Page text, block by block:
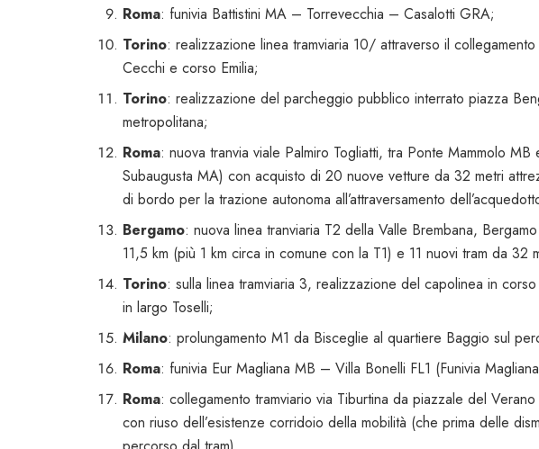
Roma: funivia Battistini MA – Torrevecchia – Casalotti GRA;
Torino: realizzazione linea tramviaria 10/ attraverso il
Cecchi e corso Emilia;
Torino: realizzazione del parcheggio pubblico interrato piazza
metropolitana;
Roma: nuova tranvia viale Palmiro Togliatti, tra Ponte Mammolo
Subaugusta MA) con acquisto di 20 nuove vetture da 32 metri
di bordo per la trazione autonoma all’attraversamento
Bergamo: nuova linea tranviaria T2 della Valle Brembana,
11,5 km (più 1 km circa in comune con la T1) e 11 nuovi tram da 32
Torino: sulla linea tramviaria 3, realizzazione del capolinea in
in largo Toselli;
Milano: prolungamento M1 da Bisceglie al quartiere Baggio sul
Roma: funivia Eur Magliana MB – Villa Bonelli FL1 (Funivia
Roma: collegamento tramviario via Tiburtina da piazzale del
con riuso dell’esistenze corridoio della mobilità (che prima delle